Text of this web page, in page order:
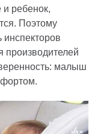
ребенок,
Поэтому
инспекторов
малыш